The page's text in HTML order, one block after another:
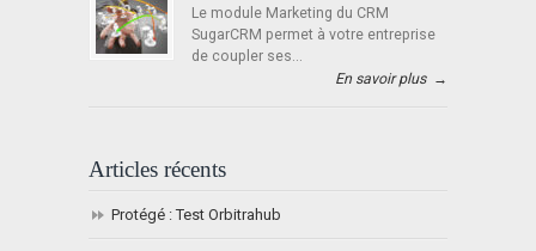
Le module Marketing du CRM
SugarCRM permet à votre entreprise
de coupler ses...
En savoir plus →
Articles récents
Protégé : Test Orbitrahub